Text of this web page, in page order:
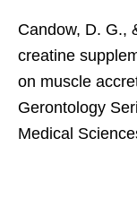
Candow, D. G.,
creatine
on muscle
Gerontology
Medical